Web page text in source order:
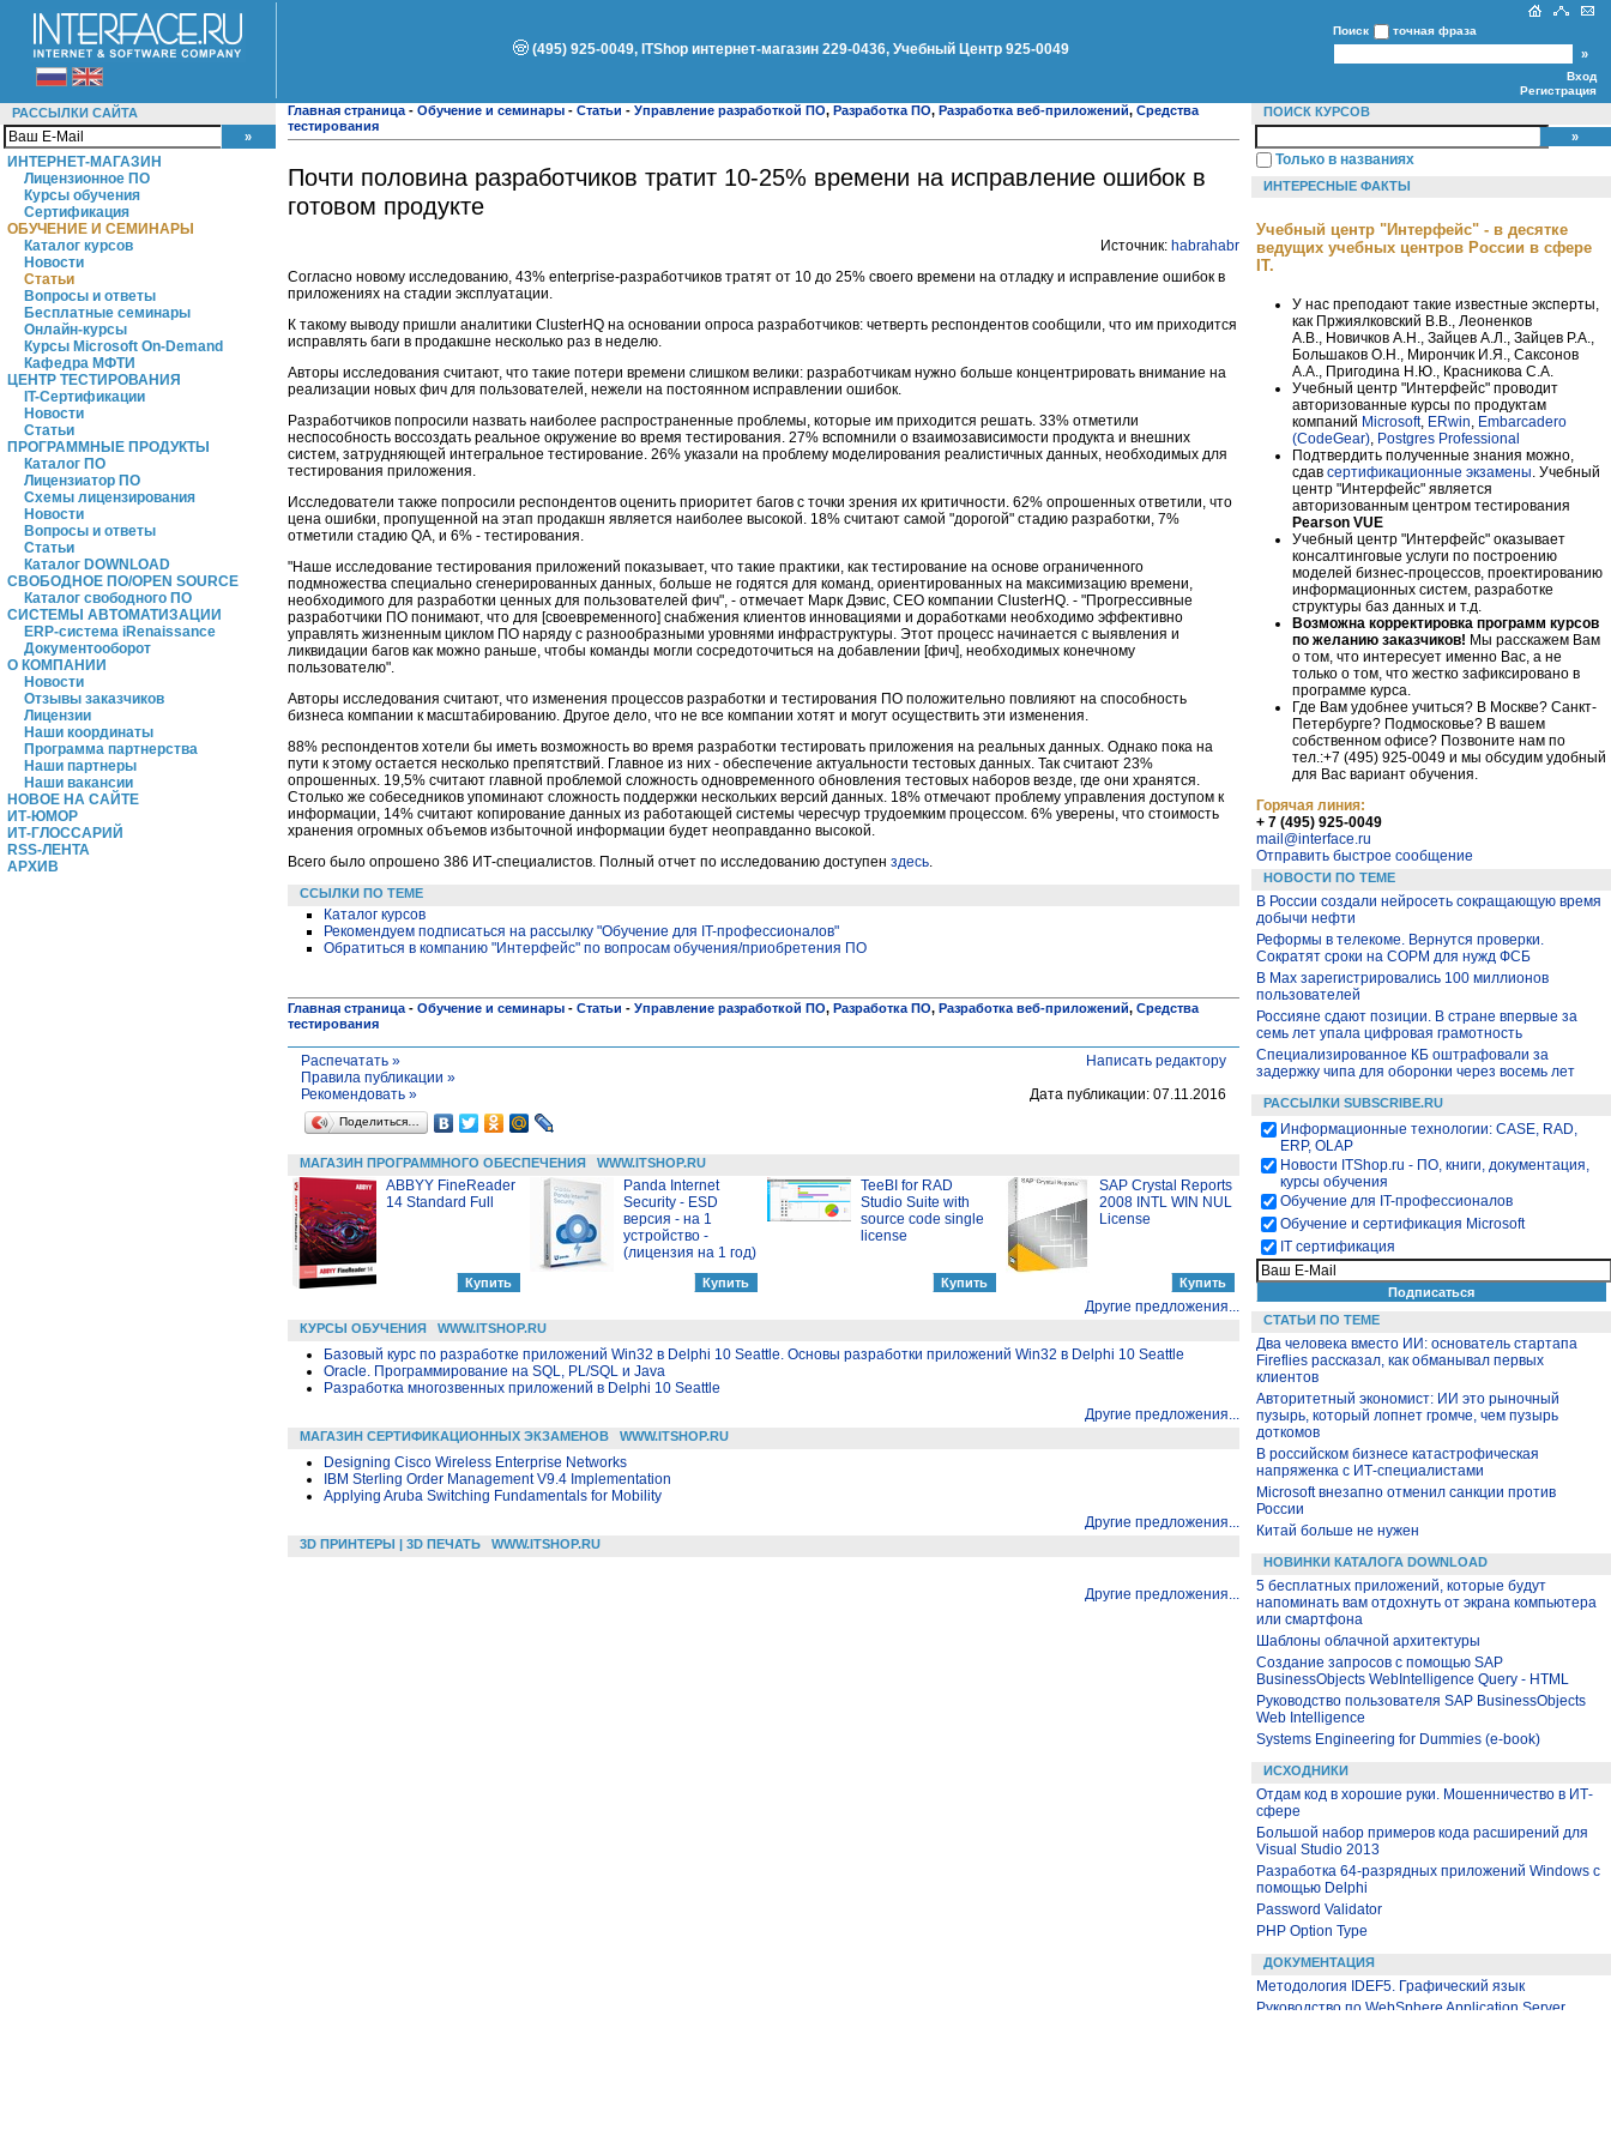
(495) 925-0049, ITShop интернет-магазин 229-0436, Учебный Центр 925-0049
Поиск точная фраза
Вход
Регистрация
РАССЫЛКИ САЙТА
ИНТЕРНЕТ-МАГАЗИН
Лицензионное ПО
Курсы обучения
Сертификация
ОБУЧЕНИЕ И СЕМИНАРЫ
Каталог курсов
Новости
Статьи
Вопросы и ответы
Бесплатные семинары
Онлайн-курсы
Курсы Microsoft On-Demand
Кафедра МФТИ
ЦЕНТР ТЕСТИРОВАНИЯ
IT-Сертификации
Новости
Статьи
ПРОГРАММНЫЕ ПРОДУКТЫ
Каталог ПО
Лицензиатор ПО
Схемы лицензирования
Новости
Вопросы и ответы
Статьи
Каталог DOWNLOAD
СВОБОДНОЕ ПО/OPEN SOURCE
Каталог свободного ПО
СИСТЕМЫ АВТОМАТИЗАЦИИ
ERP-система iRenaissance
Документооборот
О КОМПАНИИ
Новости
Отзывы заказчиков
Лицензии
Наши координаты
Программа партнерства
Наши партнеры
Наши вакансии
НОВОЕ НА САЙТЕ
ИТ-ЮМОР
ИТ-ГЛОССАРИЙ
RSS-ЛЕНТА
АРХИВ
Главная страница - Обучение и семинары - Статьи - Управление разработкой ПО, Разработка ПО, Разработка веб-приложений, Средства
тестирования
Почти половина разработчиков тратит 10-25% времени на исправление ошибок в
готовом продукте
Источник: habrahabr
Согласно новому исследованию, 43% enterprise-разработчиков тратят от 10 до 25% своего времени на отладку и исправление ошибок в
приложениях на стадии эксплуатации.
К такому выводу пришли аналитики ClusterHQ на основании опроса разработчиков: четверть респондентов сообщили, что им приходится
исправлять баги в продакшне несколько раз в неделю.
Авторы исследования считают, что такие потери времени слишком велики: разработчикам нужно больше концентрировать внимание на
реализации новых фич для пользователей, нежели на постоянном исправлении ошибок.
Разработчиков попросили назвать наиболее распространенные проблемы, которые им приходится решать. 33% отметили
неспособность воссоздать реальное окружение во время тестирования. 27% вспомнили о взаимозависимости продукта и внешних
систем, затрудняющей интегральное тестирование. 26% указали на проблему моделирования реалистичных данных, необходимых для
тестирования приложения.
Исследователи также попросили респондентов оценить приоритет багов с точки зрения их критичности. 62% опрошенных ответили, что
цена ошибки, пропущенной на этап продакшн является наиболее высокой. 18% считают самой "дорогой" стадию разработки, 7%
отметили стадию QA, и 6% - тестирования.
"Наше исследование тестирования приложений показывает, что такие практики, как тестирование на основе ограниченного
подмножества специально сгенерированных данных, больше не годятся для команд, ориентированных на максимизацию времени,
необходимого для разработки ценных для пользователей фич", - отмечает Марк Дэвис, СЕО компании ClusterHQ. - "Прогрессивные
разработчики ПО понимают, что для [своевременного] снабжения клиентов инновациями и доработками необходимо эффективно
управлять жизненным циклом ПО наряду с разнообразными уровнями инфраструктуры. Этот процесс начинается с выявления и
ликвидации багов как можно раньше, чтобы команды могли сосредоточиться на добавлении [фич], необходимых конечному
пользователю".
Авторы исследования считают, что изменения процессов разработки и тестирования ПО положительно повлияют на способность
бизнеса компании к масштабированию. Другое дело, что не все компании хотят и могут осуществить эти изменения.
88% респондентов хотели бы иметь возможность во время разработки тестировать приложения на реальных данных. Однако пока на
пути к этому остается несколько препятствий. Главное из них - обеспечение актуальности тестовых данных. Так считают 23%
опрошенных. 19,5% считают главной проблемой сложность одновременного обновления тестовых наборов везде, где они хранятся.
Столько же собеседников упоминают сложность поддержки нескольких версий данных. 18% отмечают проблему управления доступом к
информации, 14% считают копирование данных из работающей системы чересчур трудоемким процессом. 6% уверены, что стоимость
хранения огромных объемов избыточной информации будет неоправданно высокой.
Всего было опрошено 386 ИТ-специалистов. Полный отчет по исследованию доступен здесь
ССЫЛКИ ПО ТЕМЕ
Каталог курсов
Рекомендуем подписаться на рассылку "Обучение для IT-профессионалов"
Обратиться в компанию "Интерфейс" по вопросам обучения/приобретения ПО
Главная страница - Обучение и семинары - Статьи - Управление разработкой ПО, Разработка ПО, Разработка веб-приложений, Средства
тестирования
Распечатать »
Правила публикации »
Написать редактору
Рекомендовать »
Дата публикации: 07.11.2016
Поделиться…
МАГАЗИН ПРОГРАММНОГО ОБЕСПЕЧЕНИЯ WWW.ITSHOP.RU
ABBYY FineReader
14 Standard Full
Panda Internet
Security - ESD
версия - на 1
устройство -
(лицензия на 1 год)
TeeBI for RAD
Studio Suite with
source code single
license
SAP Crystal Reports
2008 INTL WIN NUL
License
Другие предложения...
КУРСЫ ОБУЧЕНИЯ WWW.ITSHOP.RU
Базовый курс по разработке приложений Win32 в Delphi 10 Seattle. Основы разработки приложений Win32 в Delphi 10 Seattle
Oracle. Программирование на SQL, PL/SQL и Java
Разработка многозвенных приложений в Delphi 10 Seattle
Другие предложения...
МАГАЗИН СЕРТИФИКАЦИОННЫХ ЭКЗАМЕНОВ WWW.ITSHOP.RU
Designing Cisco Wireless Enterprise Networks
IBM Sterling Order Management V9.4 Implementation
Applying Aruba Switching Fundamentals for Mobility
Другие предложения...
3D ПРИНТЕРЫ | 3D ПЕЧАТЬ WWW.ITSHOP.RU
Другие предложения...
ПОИСК КУРСОВ
Только в названиях
ИНТЕРЕСНЫЕ ФАКТЫ
Учебный центр "Интерфейс" - в десятке
ведущих учебных центров России в сфере
IT.
У нас преподают такие известные эксперты,
как Пржиялковский В.В., Леоненков
А.В., Новичков А.Н., Зайцев А.Л., Зайцев Р.А.,
Большаков О.Н., Мирончик И.Я., Саксонов
А.А., Пригодина Н.Ю., Красникова С.А.
Учебный центр "Интерфейс" проводит
авторизованные курсы по продуктам
компаний Microsoft, ERwin Embarcadero
(CodeGear) Postgres Professional
Подтвердить полученные знания можно,
сдав сертификационные экзамены . Учебный
центр "Интерфейс" является
авторизованным центром тестирования
Pearson VUE
Учебный центр "Интерфейс" оказывает
консалтинговые услуги по построению
моделей бизнес-процессов, проектированию
информационных систем, разработке
структуры баз данных и т.д.
Возможна корректировка программ курсов
по желанию заказчиков! Мы расскажем Вам
о том, что интересует именно Вас, а не
только о том, что жестко зафиксировано в
программе курса.
Где Вам удобнее учиться? В Москве? Санкт-
Петербурге? Подмосковье? В вашем
собственном офисе? Позвоните нам по
тел.:+7 (495) 925-0049 и мы обсудим удобный
для Вас вариант обучения.
Горячая линия:
+ 7 (495) 925-0049
mail@interface.ru
Отправить быстрое сообщение
НОВОСТИ ПО ТЕМЕ
В России создали нейросеть сокращающую время
добычи нефти
Реформы в телекоме. Вернутся проверки.
Сократят сроки на СОРМ для нужд ФСБ
В Max зарегистрировались 100 миллионов
пользователей
Россияне сдают позиции. В стране впервые за
семь лет упала цифровая грамотность
Специализированное КБ оштрафовали за
задержку чипа для оборонки через восемь лет
РАССЫЛКИ SUBSCRIBE.RU
Информационные технологии: CASE, RAD,
ERP, OLAP
Новости ITShop.ru - ПО, книги, документация,
курсы обучения
Обучение для IT-профессионалов
Обучение и сертификация Microsoft
IT сертификация
СТАТЬИ ПО ТЕМЕ
Два человека вместо ИИ: основатель стартапа
Fireflies рассказал, как обманывал первых
клиентов
Авторитетный экономист: ИИ это рыночный
пузырь, который лопнет громче, чем пузырь
доткомов
В российском бизнесе катастрофическая
напряженка с ИТ-специалистами
Microsoft внезапно отменил санкции против
России
Китай больше не нужен
НОВИНКИ КАТАЛОГА DOWNLOAD
5 бесплатных приложений, которые будут
напоминать вам отдохнуть от экрана компьютера
или смартфона
Шаблоны облачной архитектуры
Создание запросов с помощью SAP
BusinessObjects WebIntelligence Query - HTML
Руководство пользователя SAP BusinessObjects
Web Intelligence
Systems Engineering for Dummies (e-book)
ИСХОДНИКИ
Отдам код в хорошие руки. Мошенничество в ИТ-
сфере
Большой набор примеров кода расширений для
Visual Studio 2013
Разработка 64-разрядных приложений Windows с
помощью Delphi
Password Validator
PHP Option Type
ДОКУМЕНТАЦИЯ
Методология IDEF5. Графический язык
Руководство по WebSphere Application Server